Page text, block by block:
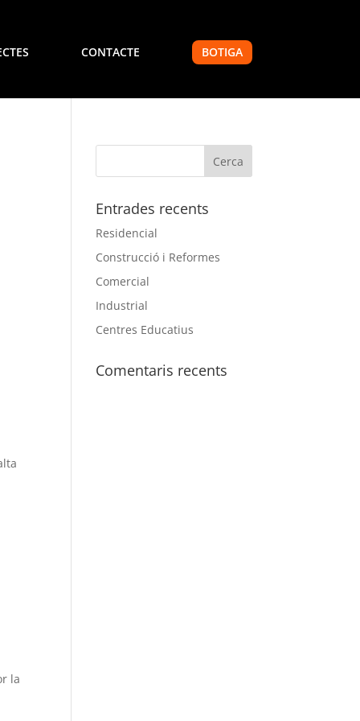
CONTACTE BOTIGA
la
Entrades recents
Residencial
Construcció i Reformes
Comercial
Industrial
Centres Educatius
Comentaris recents